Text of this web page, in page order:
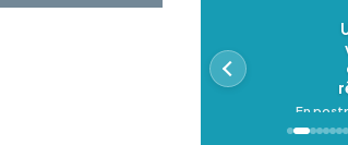
En